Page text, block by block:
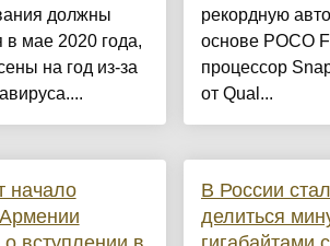
должны
в мае 2020 года,
на год из-за
начало
рекордную
основе POCO
процессор
от Qual...
В России
делиться